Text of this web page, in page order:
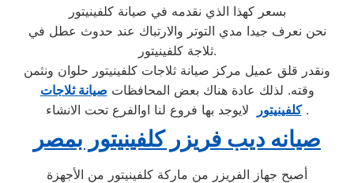
بسعر كهذا الذي نقدمه في صيانة كلفينيتور
نحن نعرف جيدا مدي التوتر والارتباك عند حدوث عطل في
ثلاجة كلفينيتور.
ونقدر قلق عميل مركز صيانة ثلاجات كلفينيتور حلوان ونثمن
وقته. لذلك عادة هناك بعض المحافظات صيانة ثلاجات
كلفينيتورلايوجد بها فروع لنا اوالفرع تحت الانشاء .
صيانه ديب فريزر كلفينيتور بمصر
أصبح جهاز الفريزر من ماركة كلفينيتور من الأجهزة